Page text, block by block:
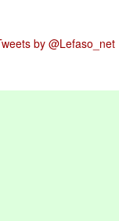
by @Lefaso_net